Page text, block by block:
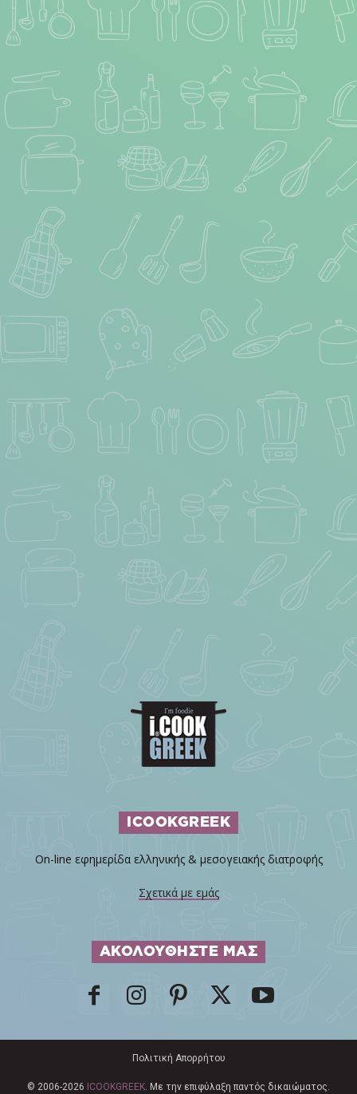
ICOOKGREEK
On-line εφημερίδα ελληνικής & μεσογειακής διατροφής
Σχετικά με εμάς
ΑΚΟΛΟΥΘΗΣΤΕ ΜΑΣ
Πολιτική Απορρήτου
© 2006-2026 ICOOKGREEK. Με την επιφύλαξη παντός δικαιώματος.